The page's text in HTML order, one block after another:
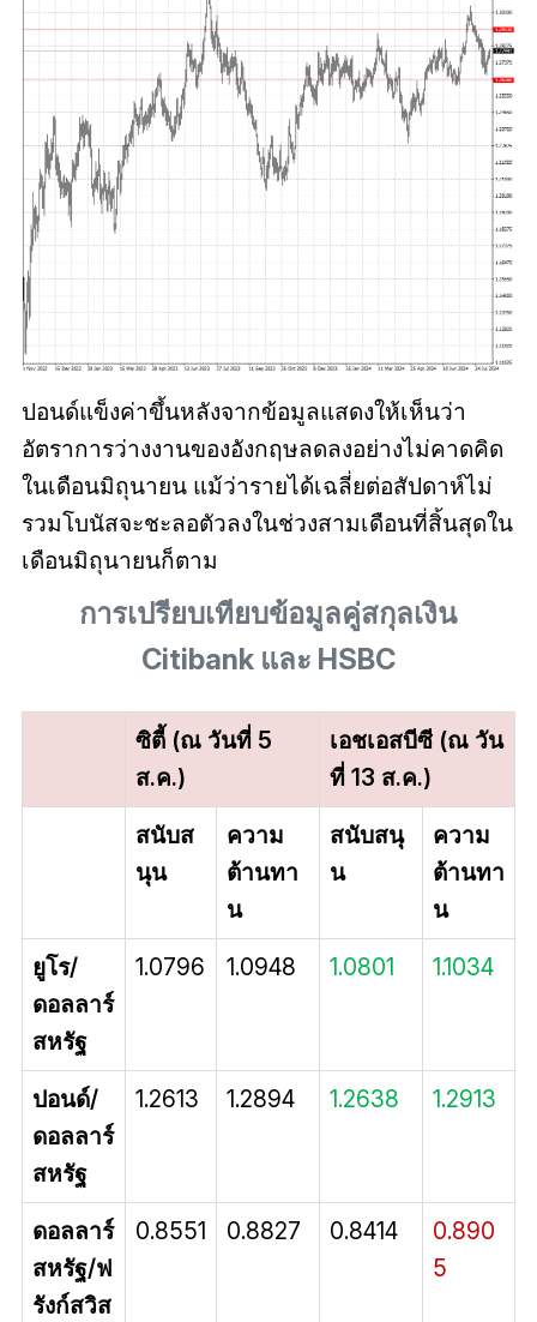
ปอนด์แข็งค่าขึ้นหลังจากข้อมูลแสดงให้เห็นว่า
อัตราการว่างงานของอังกฤษลดลงอย่างไม่คาดคิด
ในเดือนมิถุนายน แม้ว่ารายได้เฉลี่ยต่อสัปดาห์ไม่
รวมโบนัสจะชะลอตัวลงในช่วงสามเดือนที่สิ้นสุดใน
เดือนมิถุนายนก็ตาม
การเปรียบเทียบข้อมูลคู่สกุลเงิน
Citibank และ HSBC
ซิตี้ (ณ วันที่ 5
ส.ค.)
เอชเอสบีซี (ณ วัน
ที่ 13 ส.ค.)
สนับส
นุน
ความ
ต้านทา
น
สนับสนุ
น
ความ
ต้านทา
น
ยูโร/
ดอลลาร์
สหรัฐ
1.0796 1.0948 1.0801 1.1034
ปอนด์/
ดอลลาร์
สหรัฐ
1.2613 1.2894 1.2638 1.2913
ดอลลาร์
สหรัฐ/ฟ
รังก์สวิส
0.8551 0.8827 0.8414
0.890
5